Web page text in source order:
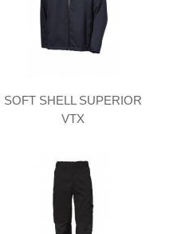
SOFT SHELL SUPERIOR
VTX